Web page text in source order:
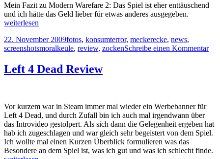
Mein Fazit zu Modern Warefare 2: Das Spiel ist eher enttäuschend
und ich hätte das Geld lieber für etwas anderes ausgegeben.
Modern
Warefare
weiterlesen
Veröffentlicht
am
22. November 2009Kategorien
fotos, konsumterror, meckerecke, news,
screenshotsTags
moralkeule, review, zockenSchreibe einen Kommentarzu
Left 4 Dead Review
Vor kurzem war in Steam immer mal wieder ein Werbebanner für
Left 4 Dead, und durch Zufall bin ich auch mal irgendwann über
das Introvideo gestolpert. Als sich dann die Gelegenheit ergeben hat
hab ich zugeschlagen und war gleich sehr begeistert von dem Spiel.
Ich wollte mal einen Kurzen Überblick formulieren was das
Besondere an dem Spiel ist, was ich gut und was ich schlecht finde.